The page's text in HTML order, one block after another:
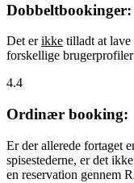
Dobbeltbookinger:
Det erikke tilladt at lave
forskellige
4.4
Ordinær booking:
Er der allerede fortaget
spisestederne, er det
en reservation gennem